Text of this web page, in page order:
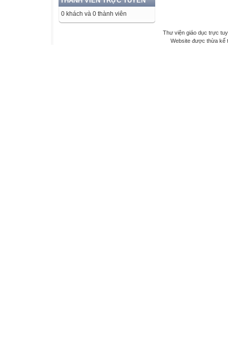
0 khách và 0 thành viên
Thư viện giáo dục trực
Website được thừa kế